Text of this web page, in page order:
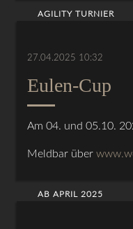
AGILITY TURNIER
27.04.2025 10:32
Eulen-Cup
Am 04. und 05.10.
Meldbar über
AB APRIL 2025